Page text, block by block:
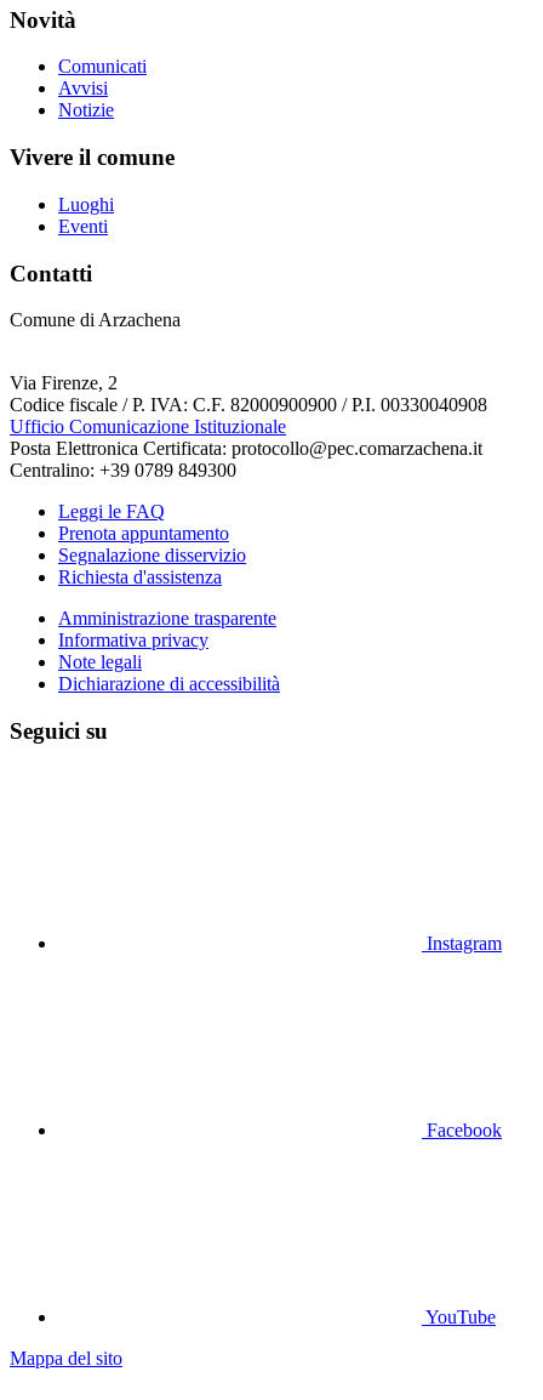
Novità
Comunicati
Avvisi
Notizie
Vivere il comune
Luoghi
Eventi
Contatti
Comune di Arzachena
Via Firenze, 2
Codice fiscale / P. IVA: C.F. 82000900900 / P.I. 00330040908
Ufficio Comunicazione Istituzionale
Posta Elettronica Certificata: protocollo@pec.comarzachena.it
Centralino: +39 0789 849300
Leggi le FAQ
Prenota appuntamento
Segnalazione disservizio
Richiesta d'assistenza
Amministrazione trasparente
Informativa privacy
Note legali
Dichiarazione di accessibilità
Seguici su
Instagram
Facebook
YouTube
Mappa del sito